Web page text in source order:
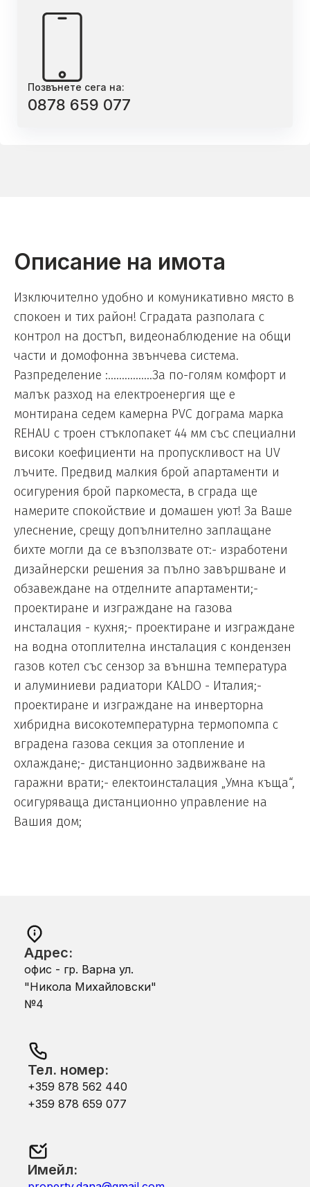
Позвънете сега на:
0878 659 077
Описание на имота
Изключително удобно и комуникативно място в
спокоен и тих район! Сградата разполага с
контрол на достъп, видеонаблюдение на общи
части и домофонна звънчева система.
Разпределение :................За по-голям комфорт и
малък разход на електроенергия ще е
монтирана седем камерна PVC дограма марка
REHAU с троен стъклопакет 44 мм със специални
високи коефициенти на пропускливост на UV
лъчите. Предвид малкия брой апартаменти и
осигурения брой паркоместа, в сграда ще
намерите спокойствие и домашен уют! За Ваше
улеснение, срещу допълнително заплащане
бихте могли да се възползвате от:- изработени
дизайнерски решения за пълно завършване и
обзавеждане на отделните апартаменти;-
проектиране и изграждане на газова
инсталация - кухня;- проектиране и изграждане
на водна отоплителна инсталация с кондензен
газов котел със сензор за външна температура
и алуминиеви радиатори KALDO - Италия;-
проектиране и изграждане на инверторна
хибридна високотемпературна термопомпа с
вградена газова секция за отопление и
охлаждане;- дистанционно задвижване на
гаражни врати;- електоинсталация „Умна къща“,
осигуряваща дистанционно управление на
Вашия дом;
Адрес:
офис - гр. Варна ул.
"Никола Михайловски"
№4
Тел. номер:
+359 878 562 440
+359 878 659 077
Имейл: